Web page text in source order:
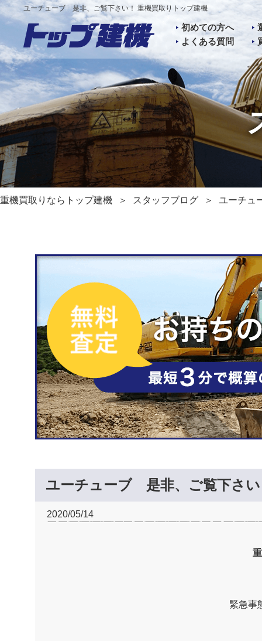
ユーチューブ 是非、ご覧下さい！ 重機買取りトップ建機
初めての方へ
よくある質問
重機買取りならトップ建機 スタッフブログ ユーチュ
ユーチューブ 是非、ご覧下さ
2020/05/14
緊急事